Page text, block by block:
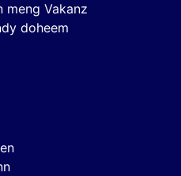
meng Vakanz
doheem